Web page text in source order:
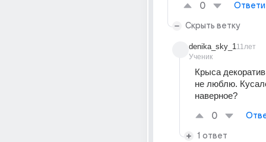
0
Скрыть ветку
denika_sky_1
Ученик
11лет
Крыса
не люблю.
наверное?
0
1 ответ